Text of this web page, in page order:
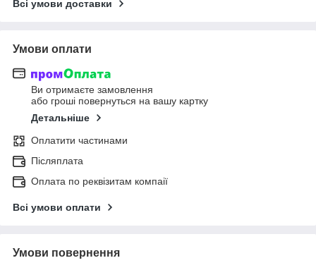
Всі умови доставки
Умови оплати
Ви отримаєте замовлення
або гроші повернуться на вашу картку
Детальніше
Оплатити частинами
Післяплата
Оплата по реквізитам компаії
Всі умови оплати
Умови повернення